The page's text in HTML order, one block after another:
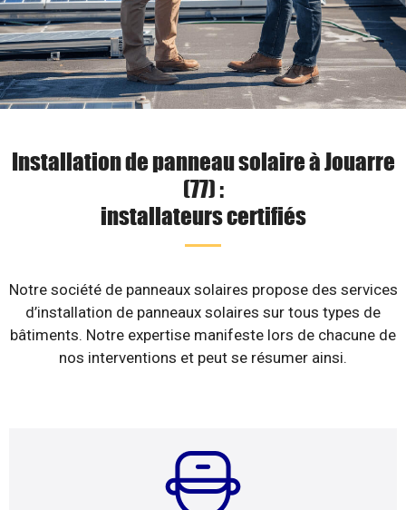
Installation de panneau solaire à Jouarre
(77) :
installateurs certifiés
Notre société de panneaux solaires propose des services
d’installation de panneaux solaires sur tous types de
bâtiments. Notre expertise manifeste lors de chacune de
nos interventions et peut se résumer ainsi.